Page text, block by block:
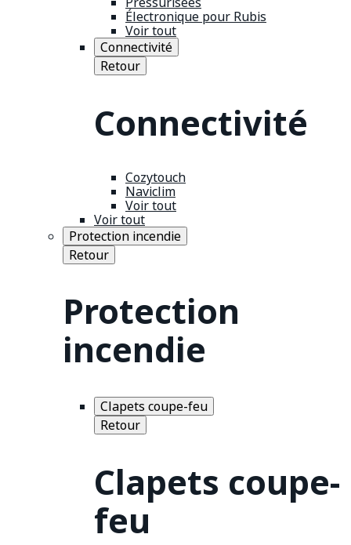
Électronique pour Rubis
Voir tout
Connectivité
Retour
Connectivité
Cozytouch
Naviclim
Voir tout
Voir tout
Protection incendie
Retour
Protection
incendie
Clapets coupe-feu
Retour
Clapets coupe-
feu